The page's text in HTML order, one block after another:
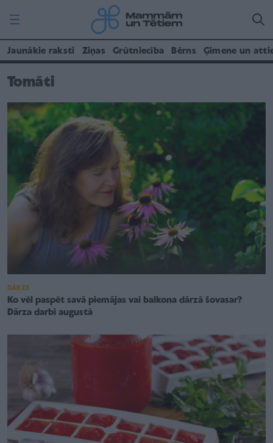
Jaunākie raksti Ziņas Grūtniecība Bērns Ģimene un
Tomāti
DĀRZS
Ko vēl paspēt savā piemājas vai balkona dārzā šovasar?
Dārza darbi augustā